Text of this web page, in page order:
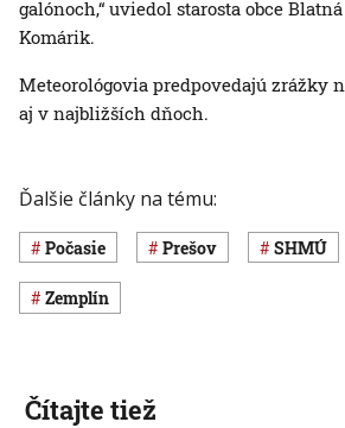
galónoch,“ uviedol starosta obce
Komárik.
Meteorológovia predpovedajú zrážky
aj v najbližších dňoch.
Ďalšie články na tému:
Počasie Prešov SHMÚ
Zemplín
Čítajte tiež